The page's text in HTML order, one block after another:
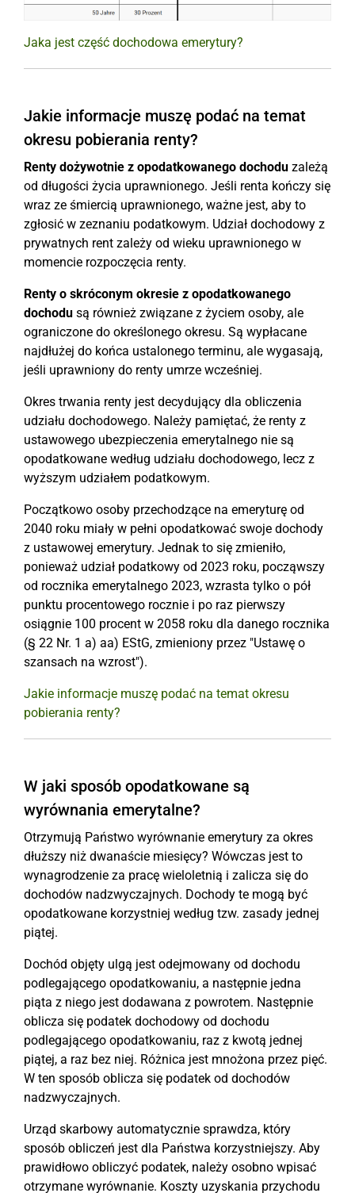
Jaka jest część dochodowa emerytury?
Jakie informacje muszę podać na temat
okresu pobierania renty?
Renty dożywotnie z opodatkowanego dochodu zależą
od długości życia uprawnionego. Jeśli renta kończy się
wraz ze śmiercią uprawnionego, ważne jest, aby to
zgłosić w zeznaniu podatkowym. Udział dochodowy z
prywatnych rent zależy od wieku uprawnionego w
momencie rozpoczęcia renty.
Renty o skróconym okresie z opodatkowanego
dochodu są również związane z życiem osoby, ale
ograniczone do określonego okresu. Są wypłacane
najdłużej do końca ustalonego terminu, ale wygasają,
jeśli uprawniony do renty umrze wcześniej.
Okres trwania renty jest decydujący dla obliczenia
udziału dochodowego. Należy pamiętać, że renty z
ustawowego ubezpieczenia emerytalnego nie są
opodatkowane według udziału dochodowego, lecz z
wyższym udziałem podatkowym.
Początkowo osoby przechodzące na emeryturę od
2040 roku miały w pełni opodatkować swoje dochody
z ustawowej emerytury. Jednak to się zmieniło,
ponieważ udział podatkowy od 2023 roku, począwszy
od rocznika emerytalnego 2023, wzrasta tylko o pół
punktu procentowego rocznie i po raz pierwszy
osiągnie 100 procent w 2058 roku dla danego rocznika
(§ 22 Nr. 1 a) aa) EStG, zmieniony przez "Ustawę o
szansach na wzrost").
Jakie informacje muszę podać na temat okresu
pobierania renty?
W jaki sposób opodatkowane są
wyrównania emerytalne?
Otrzymują Państwo wyrównanie emerytury za okres
dłuższy niż dwanaście miesięcy? Wówczas jest to
wynagrodzenie za pracę wieloletnią i zalicza się do
dochodów nadzwyczajnych. Dochody te mogą być
opodatkowane korzystniej według tzw. zasady jednej
piątej.
Dochód objęty ulgą jest odejmowany od dochodu
podlegającego opodatkowaniu, a następnie jedna
piąta z niego jest dodawana z powrotem. Następnie
oblicza się podatek dochodowy od dochodu
podlegającego opodatkowaniu, raz z kwotą jednej
piątej, a raz bez niej. Różnica jest mnożona przez pięć.
W ten sposób oblicza się podatek od dochodów
nadzwyczajnych.
Urząd skarbowy automatycznie sprawdza, który
sposób obliczeń jest dla Państwa korzystniejszy. Aby
prawidłowo obliczyć podatek, należy osobno wpisać
otrzymane wyrównanie. Koszty uzyskania przychodu